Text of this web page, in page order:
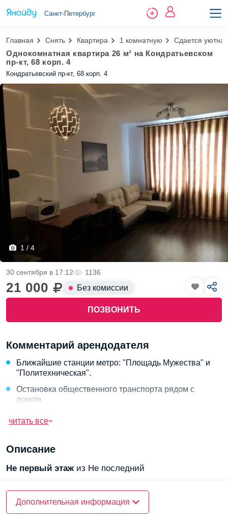
Санкт-Петербург
Главная Снять Квартира 1 комнатную Сдается
Однокомнатная квартира 26 м² на Кондратьевском
пр-кт, 68 корп. 4
Кондратьевский пр-кт, 68 корп. 4
1 / 4
21 000 Без комиссии
ПОЗВОНИТЬ
30 сентября в 17:12 1136
Описание
Не первый этаж из Не последний
О доме
Материал стен —
Дополнительная информация
Комментарий арендодателя
Ближайшие станции метро: "Площадь Мужества" и
"Политехническая".
Остановка общественного транспорта рядом с
домом.
Удобный доступ к КАД и ЗСД.
Развита сеть маршруток и такси.
читать все